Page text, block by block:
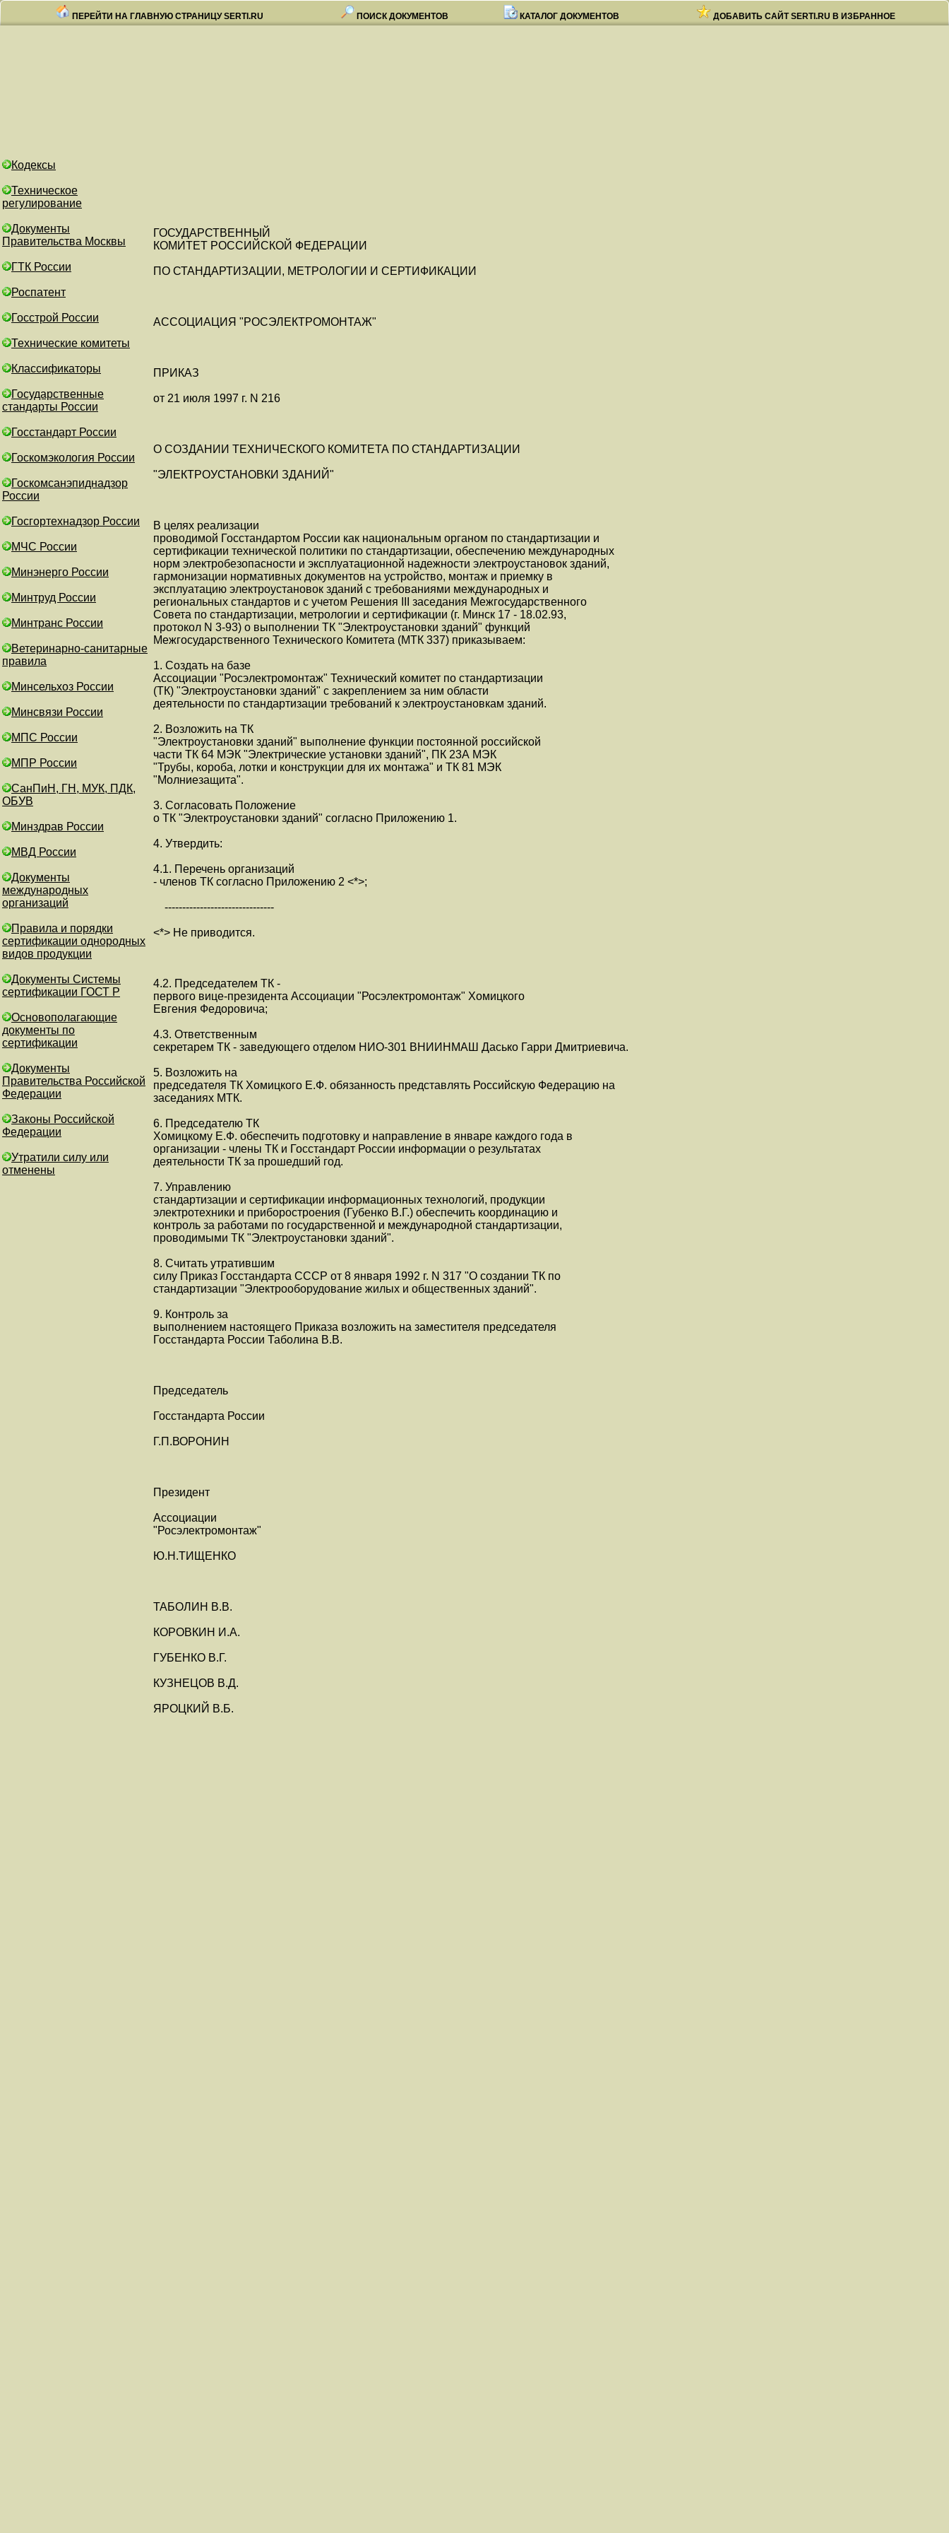
ПЕРЕЙТИ НА ГЛАВНУЮ СТРАНИЦУ SERTI.RU ПОИСК ДОКУМЕНТОВ КАТАЛОГ ДОКУМЕНТОВ ДОБАВИТЬ САЙТ SERTI.RU В ИЗБРАННОЕ
Кодексы
Техническое
регулирование
Документы
Правительства Москвы
ГТК России
Роспатент
Госстрой России
Технические комитеты
Классификаторы
Государственные
стандарты России
Госстандарт России
Госкомэкология России
Госкомсанэпиднадзор
России
Госгортехнадзор России
МЧС России
Минэнерго России
Минтруд России
Минтранс России
Ветеринарно-санитарные
правила
Минсельхоз России
Минсвязи России
МПС России
МПР России
СанПиН, ГН, МУК, ПДК,
ОБУВ
Минздрав России
МВД России
Документы
международных
организаций
Правила и порядки
сертификации однородных
видов продукции
Документы Системы
сертификации ГОСТ Р
Основополагающие
документы по
сертификации
Документы
Правительства Российской
Федерации
Законы Российской
Федерации
Утратили силу или
отменены
ГОСУДАРСТВЕННЫЙ
КОМИТЕТ РОССИЙСКОЙ ФЕДЕРАЦИИ
ПО СТАНДАРТИЗАЦИИ, МЕТРОЛОГИИ И СЕРТИФИКАЦИИ
АССОЦИАЦИЯ "РОСЭЛЕКТРОМОНТАЖ"
ПРИКАЗ
от 21 июля 1997 г. N 216
О СОЗДАНИИ ТЕХНИЧЕСКОГО КОМИТЕТА ПО СТАНДАРТИЗАЦИИ
"ЭЛЕКТРОУСТАНОВКИ ЗДАНИЙ"
В целях реализации
проводимой Госстандартом России как национальным органом по стандартизации и
сертификации технической политики по стандартизации, обеспечению международных
норм электробезопасности и эксплуатационной надежности электроустановок зданий,
гармонизации нормативных документов на устройство, монтаж и приемку в
эксплуатацию электроустановок зданий с требованиями международных и
региональных стандартов и с учетом Решения III заседания Межгосударственного
Совета по стандартизации, метрологии и сертификации (г. Минск 17 - 18.02.93,
протокол N 3-93) о выполнении ТК "Электроустановки зданий" функций
Межгосударственного Технического Комитета (МТК 337) приказываем:
1. Создать на базе
Ассоциации "Росэлектромонтаж" Технический комитет по стандартизации
(ТК) "Электроустановки зданий" с закреплением за ним области
деятельности по стандартизации требований к электроустановкам зданий.
2. Возложить на ТК
"Электроустановки зданий" выполнение функции постоянной российской
части ТК 64 МЭК "Электрические установки зданий", ПК 23А МЭК
"Трубы, короба, лотки и конструкции для их монтажа" и ТК 81 МЭК
"Молниезащита".
3. Согласовать Положение
о ТК "Электроустановки зданий" согласно Приложению 1.
4. Утвердить:
4.1. Перечень организаций
- членов ТК согласно Приложению 2 <*>;
-------------------------------
<*> Не приводится.
4.2. Председателем ТК -
первого вице-президента Ассоциации "Росэлектромонтаж" Хомицкого
Евгения Федоровича;
4.3. Ответственным
секретарем ТК - заведующего отделом НИО-301 ВНИИНМАШ Дасько Гарри Дмитриевича.
5. Возложить на
председателя ТК Хомицкого Е.Ф. обязанность представлять Российскую Федерацию на
заседаниях МТК.
6. Председателю ТК
Хомицкому Е.Ф. обеспечить подготовку и направление в январе каждого года в
организации - члены ТК и Госстандарт России информации о результатах
деятельности ТК за прошедший год.
7. Управлению
стандартизации и сертификации информационных технологий, продукции
электротехники и приборостроения (Губенко В.Г.) обеспечить координацию и
контроль за работами по государственной и международной стандартизации,
проводимыми ТК "Электроустановки зданий".
8. Считать утратившим
силу Приказ Госстандарта СССР от 8 января 1992 г. N 317 "О создании ТК по
стандартизации "Электрооборудование жилых и общественных зданий".
9. Контроль за
выполнением настоящего Приказа возложить на заместителя председателя
Госстандарта России Таболина В.В.
Председатель
Госстандарта России
Г.П.ВОРОНИН
Президент
Ассоциации
"Росэлектромонтаж"
Ю.Н.ТИЩЕНКО
ТАБОЛИН В.В.
КОРОВКИН И.А.
ГУБЕНКО В.Г.
КУЗНЕЦОВ В.Д.
ЯРОЦКИЙ В.Б.